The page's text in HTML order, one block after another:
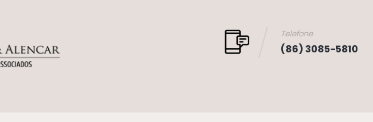
Telefone
(86) 3085-5810